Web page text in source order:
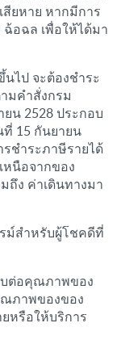
ยหาย หากมีการ
อฉล เพื่อให้ได้มา
ไป จะต้องชำระ
มคำสั่งกรม
น 2528 ประกอบ
15 กันยายน
ชำระภาษีรายได้
นือจากของ
ถึง ค่าเดินทางมา
ม์สำหรับผู้โชคดีที่
บต่อคุณภาพของ
ภาพของของ
หรือให้บริการ